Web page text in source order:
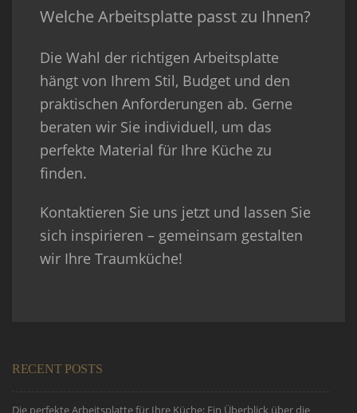
Welche Arbeitsplatte passt zu Ihnen?
Die Wahl der richtigen Arbeitsplatte
hängt von Ihrem Stil, Budget und den
praktischen Anforderungen ab. Gerne
beraten wir Sie individuell, um das
perfekte Material für Ihre Küche zu
finden.
Kontaktieren Sie uns jetzt und lassen Sie
sich inspirieren – gemeinsam gestalten
wir Ihre Traumküche!
RECENT POSTS
Die perfekte Arbeitsplatte für Ihre Küche: Ein Überblick über die